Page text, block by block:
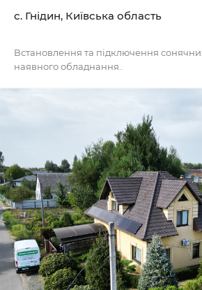
с. Гнідин, Київська область
Встановлення та підключення
наявного обладнання..